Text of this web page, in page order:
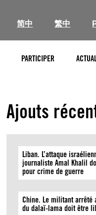
简中 繁中
PARTICIPER
Ajouts
Liban. L’attaque
journaliste Amal Khalil
pour crime de guerre
Chine. Le militant arrêté
du dalaï-lama doit être